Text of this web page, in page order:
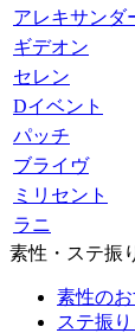
アレキサンダ
ギデオン
セレン
Dイベント
パッチ
ブライヴ
ミリセント
ラニ
素性・ステ振
素性の
ステ振